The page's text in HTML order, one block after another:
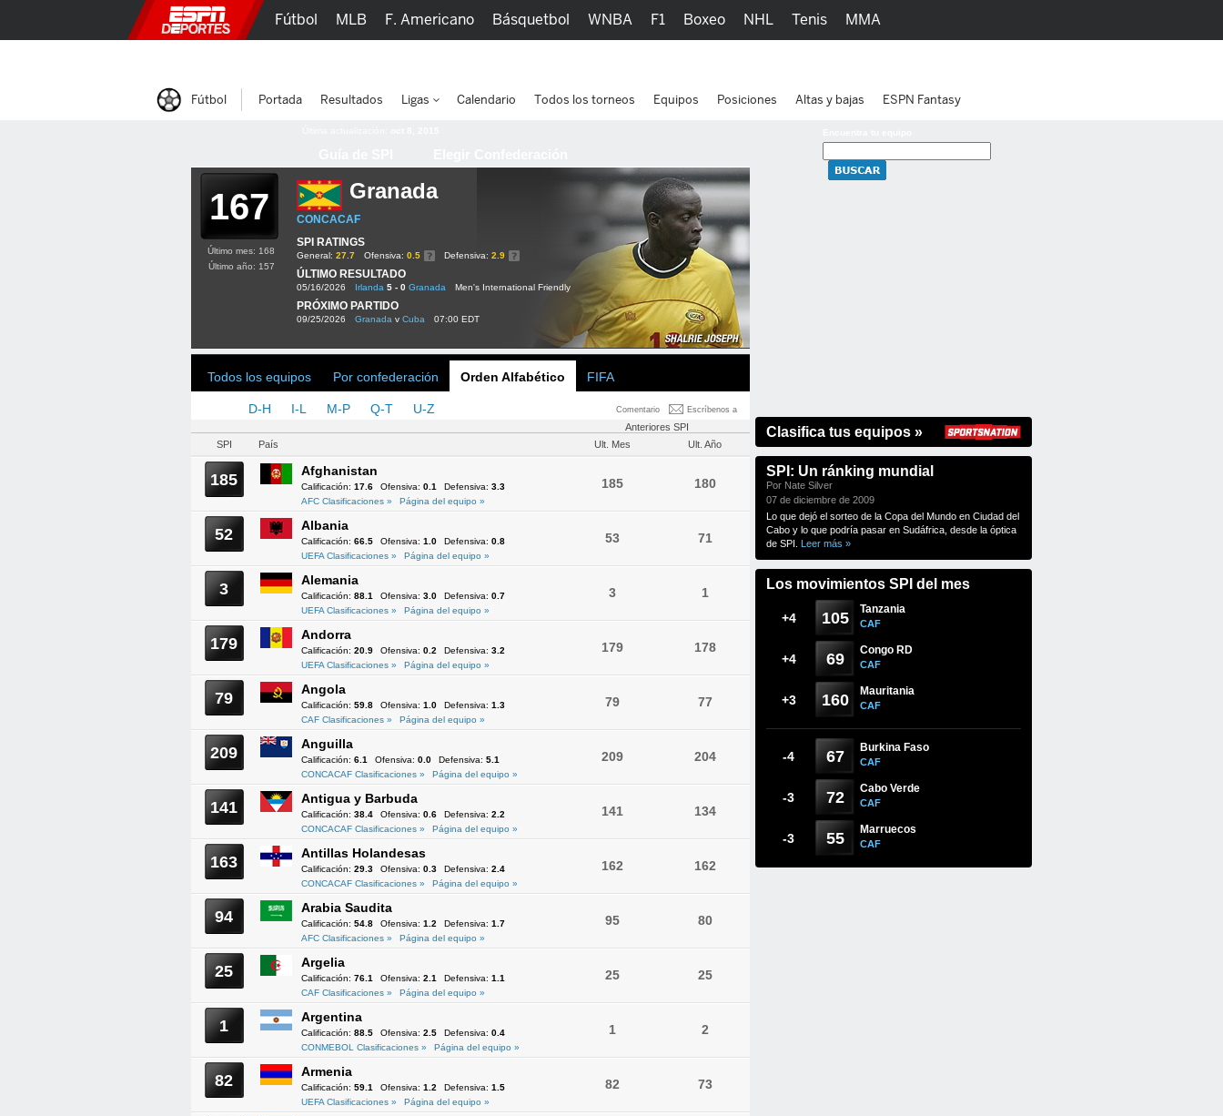
167 Granada
CONCACAF
SPI RATINGS
General: 27.7 Ofensiva: 0.5 Defensiva: 2.9
ÚLTIMO RESULTADO
05/16/2026 Irlanda 5 - 0 Granada Men's International Friendly
PRÓXIMO PARTIDO
09/25/2026 Granada v Cuba 07:00 EDT
Último mes: 168
Último año: 157
Todos los equipos Por confederación Orden Alfabético FIFA
Comentario Escríbenos a
D-H I-L M-P Q-T U-Z
Anteriores SPI
SPI
País Ult. Mes Ult. Año
185 Afghanistan
Calificación: 17.6 Ofensiva: 0.1 Defensiva: 3.3
AFC Clasificaciones »
Página del equipo »
185 180
52 Albania
Calificación: 66.5 Ofensiva: 1.0 Defensiva: 0.8
UEFA Clasificaciones »
Página del equipo »
53 71
3 Alemania
Calificación: 88.1 Ofensiva: 3.0 Defensiva: 0.7
UEFA Clasificaciones »
Página del equipo »
3 1
179 Andorra
Calificación: 20.9 Ofensiva: 0.2 Defensiva: 3.2
UEFA Clasificaciones »
Página del equipo »
179 178
79 Angola
Calificación: 59.8 Ofensiva: 1.0 Defensiva: 1.3
CAF Clasificaciones »
Página del equipo »
79 77
209 Anguilla
Calificación: 6.1 Ofensiva: 0.0 Defensiva: 5.1
CONCACAF Clasificaciones »
Página del equipo »
209 204
141 Antigua y Barbuda
Calificación: 38.4 Ofensiva: 0.6 Defensiva: 2.2
CONCACAF Clasificaciones »
Página del equipo »
141 134
163 Antillas Holandesas
Calificación: 29.3 Ofensiva: 0.3 Defensiva: 2.4
CONCACAF Clasificaciones »
Página del equipo »
162 162
94 Arabia Saudita
Calificación: 54.8 Ofensiva: 1.2 Defensiva: 1.7
AFC Clasificaciones »
Página del equipo »
95 80
25 Argelia
Calificación: 76.1 Ofensiva: 2.1 Defensiva: 1.1
CAF Clasificaciones »
Página del equipo »
25 25
1 Argentina
Calificación: 88.5 Ofensiva: 2.5 Defensiva: 0.4
CONMEBOL Clasificaciones »
Página del equipo »
1 2
82 Armenia
Calificación: 59.1 Ofensiva: 1.2 Defensiva: 1.5
UEFA Clasificaciones »
Página del equipo »
82 73
Clasifica tus equipos »
SPI: Un ránking mundial
Por Nate Silver
07 de diciembre de 2009
Lo que dejó el sorteo de la Copa del Mundo en Ciudad del
Cabo y lo que podría pasar en Sudáfrica, desde la óptica
de SPI. Leer más »
Los movimientos SPI del mes
+4 105 Tanzania
CAF
+4 69 Congo RD
CAF
+3 160 Mauritania
CAF
-4 67 Burkina Faso
CAF
-3 72 Cabo Verde
CAF
-3 55 Marruecos
CAF
Fútbol MLB F. Americano Básquetbol WNBA F1 Boxeo NHL Tenis MMA
Fútbol Portada Resultados Ligas Calendario Todos los torneos Equipos Posiciones Altas y bajas ESPN Fantasy